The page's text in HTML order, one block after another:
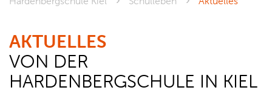
AKTUELLES
VON DER
HARDENBERGSCHULE IN KIEL